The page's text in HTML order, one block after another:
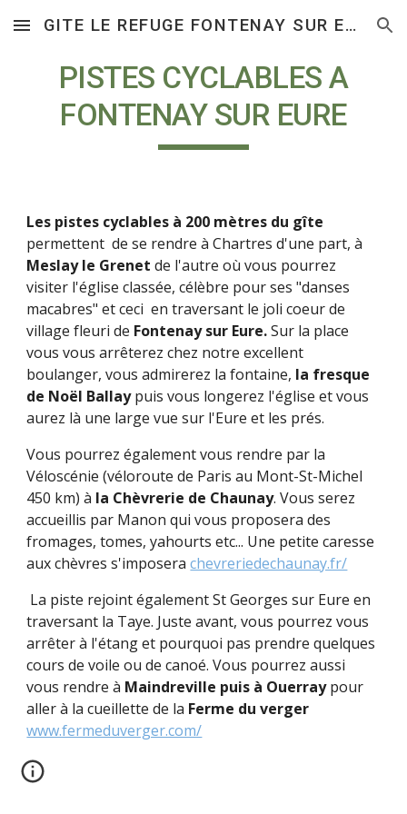
Skip to main content Skip to navigation
GITE LE REFUGE FONTENAY SUR EURE
PISTES CYCLABLES A
FONTENAY SUR EURE
Les pistes cyclables à 200 mètres du gîte
permettent de se rendre à Chartres d'une part, à
Meslay le Grenet de l'autre où vous pourrez
visiter l'église classée, célèbre pour ses "danses
macabres" et ceci en traversant le joli coeur de
village fleuri de Fontenay sur Eure.Sur la place
vous vous arrêterez chez notre excellent
boulanger, vous admirerez la fontaine, la fresque
de Noël Ballaypuis vous longerez l'église et vous
aurez là une large vue sur l'Eure et les prés.
Vous pourrez également vous rendre par la
Véloscénie (véloroute de Paris au Mont-St-Michel
450 km) à la Chèvrerie de Chaunay. Vous serez
accueillis par Manon qui vous proposera des
fromages, tomes, yahourts etc... Une petite caresse
aux chèvres s'imposerachevreriedechaunay.fr/
La piste rejoint également St Georges sur Eure en
traversant la Taye. Juste avant, vous pourrez vous
arrêter à l'étang et pourquoi pas prendre quelques
cours de voile ou de canoé. Vous pourrez aussi
vous rendre à Maindreville puis à Ouerraypour
aller à la cueillette de la Ferme du verger
www.fermeduverger.com/